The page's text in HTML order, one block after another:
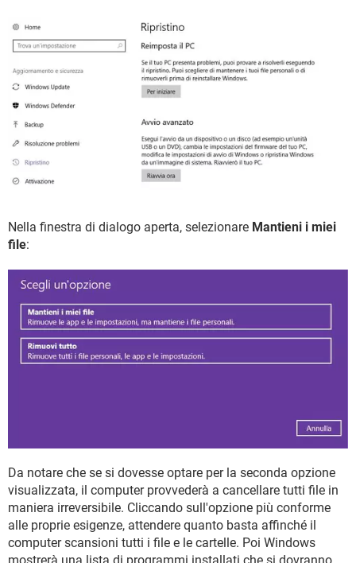
Nella finestra di dialogo aperta, selezionare Mantieni i miei
file:
Da notare che se si dovesse optare per la seconda opzione
visualizzata, il computer provvederà a cancellare tutti file in
maniera irreversibile. Cliccando sull'opzione più conforme
alle proprie esigenze, attendere quanto basta affinché il
computer scansioni tutti i file e le cartelle. Poi Windows